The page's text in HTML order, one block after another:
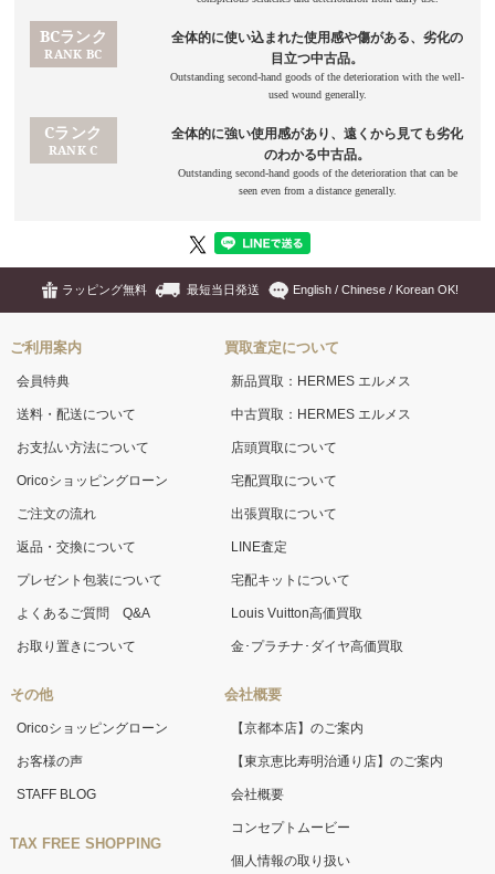
ラッピング無料 最短当日発送 English / Chinese / Korean OK!
ご利用案内
会員特典
送料・配送について
お支払い方法について
Oricoショッピングローン
ご注文の流れ
返品・交換について
プレゼント包装について
よくあるご質問 Q&A
お取り置きについて
その他
Oricoショッピングローン
お客様の声
STAFF BLOG
TAX FREE SHOPPING
買取査定について
新品買取：HERMES エルメス
中古買取：HERMES エルメス
店頭買取について
宅配買取について
出張買取について
LINE査定
宅配キットについて
Louis Vuitton高価買取
金･プラチナ･ダイヤ高価買取
会社概要
【京都本店】のご案内
【東京恵比寿明治通り店】のご案内
会社概要
コンセプトムービー
個人情報の取り扱い